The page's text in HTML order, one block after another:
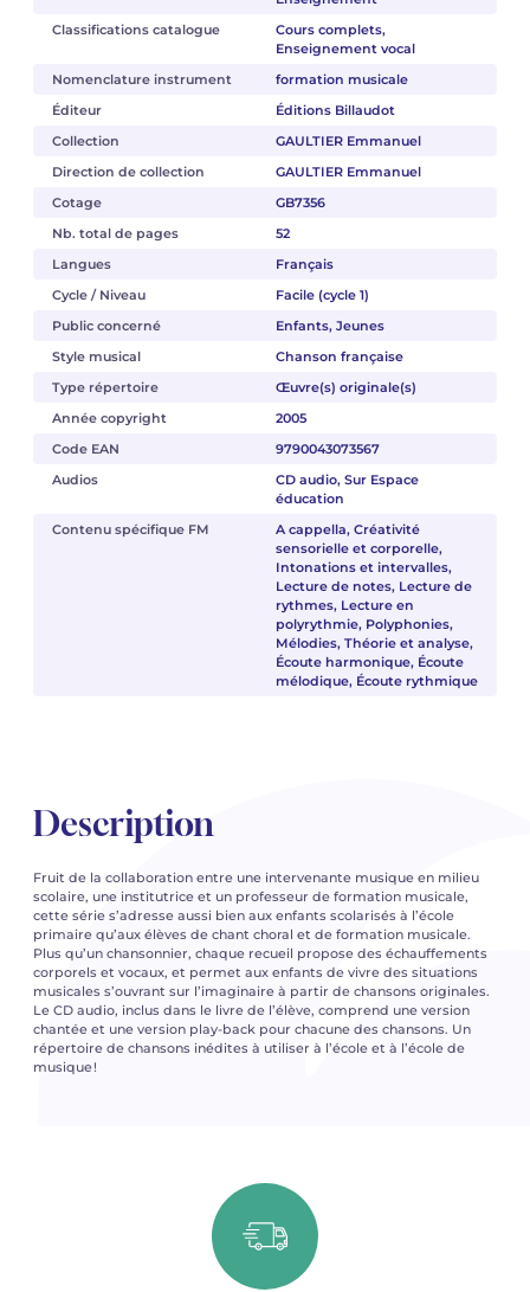
Classifications catalogue
Cours complets,
Enseignement vocal
Nomenclature instrument
formation musicale
Éditeur
Éditions Billaudot
Collection
GAULTIER Emmanuel
Direction de collection
GAULTIER Emmanuel
Cotage
GB7356
Nb. total de pages
52
Langues
Français
Cycle / Niveau
Facile (cycle 1)
Public concerné
Enfants, Jeunes
Style musical
Chanson française
Type répertoire
Œuvre(s) originale(s)
Année copyright
2005
Code EAN
9790043073567
Audios
CD audio, Sur Espace
éducation
Contenu spécifique FM
A cappella, Créativité
sensorielle et corporelle,
Intonations et intervalles,
Lecture de notes, Lecture de
rythmes, Lecture en
polyrythmie, Polyphonies,
Mélodies, Théorie et analyse,
Écoute harmonique, Écoute
mélodique, Écoute rythmique
Description
Fruit de la collaboration entre une intervenante musique en milieu
scolaire, une institutrice et un professeur de formation musicale,
cette série s’adresse aussi bien aux enfants scolarisés à l’école
primaire qu’aux élèves de chant choral et de formation musicale.
Plus qu’un chansonnier, chaque recueil propose des échauffements
corporels et vocaux, et permet aux enfants de vivre des situations
musicales s’ouvrant sur l’imaginaire à partir de chansons originales.
Le CD audio, inclus dans le livre de l’élève, comprend une version
chantée et une version play-back pour chacune des chansons. Un
répertoire de chansons inédites à utiliser à l’école et à l’école de
musique !